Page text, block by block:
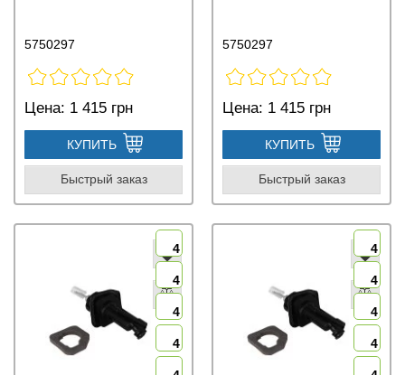
5750297
Цена: 1 415 грн
КУПИТЬ
Быстрый заказ
5750297
Цена: 1 415 грн
КУПИТЬ
Быстрый заказ
4
4
4
4
4
4
4
4